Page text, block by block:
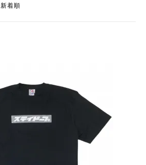
新着順